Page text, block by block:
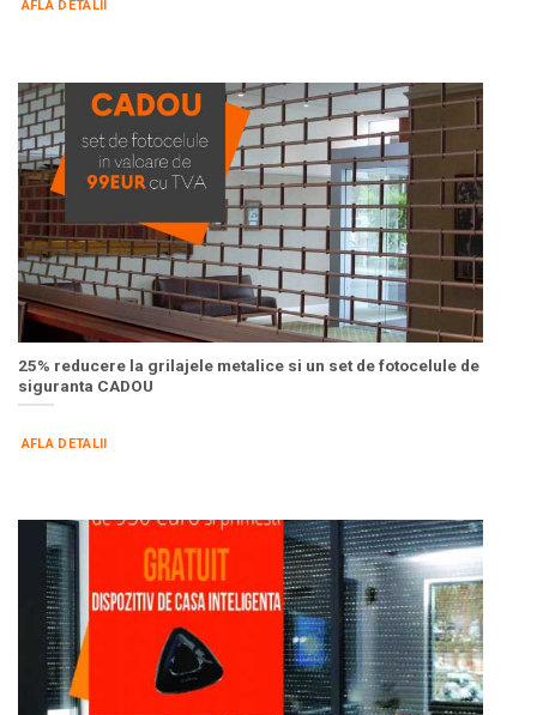
AFLA DETALII
25% reducere la grilajele metalice si un set de fotocelule de
siguranta CADOU
AFLA DETALII